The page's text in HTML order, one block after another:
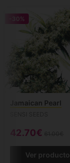
-30%
Jamaican Pearl
42.70€
Ver producto